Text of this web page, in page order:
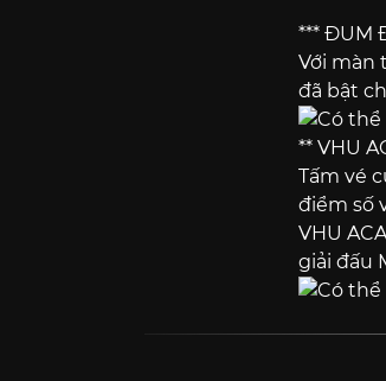
*** ĐUM
Với màn
đã bật
** VHU
Tấm vé
điểm số
VHU
giải đấu